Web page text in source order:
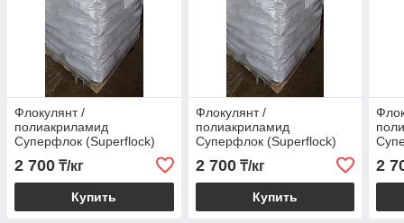
Флокулянт /
полиакриламид
Суперфлок (Superflock)
2 700 ₸/кг
Купить
Флокулянт /
полиакриламид
Суперфлок (Superflock)
2 700₸/кг
Купить
2